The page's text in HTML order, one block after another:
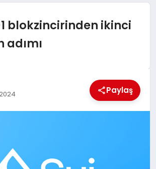
blokzincirinden ikinci
Paylaş